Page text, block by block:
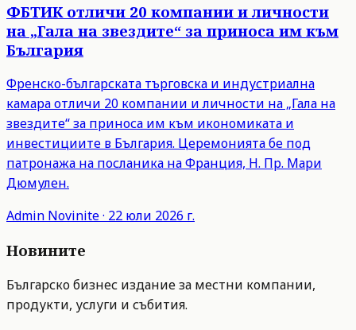
ФБТИК отличи 20 компании и личности
на „Гала на звездите“ за приноса им към
България
Френско-българската търговска и индустриална
камара отличи 20 компании и личности на „Гала на
звездите“ за приноса им към икономиката и
инвестициите в България. Церемонията бе под
патронажа на посланика на Франция, Н. Пр. Мари
Дюмулен.
Admin Novinite· 22 юли 2026 г.
Новините
Българско бизнес издание за местни компании,
продукти, услуги и събития.